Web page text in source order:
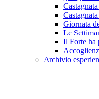
Giornata
Le
Il Forte ha
Archivio